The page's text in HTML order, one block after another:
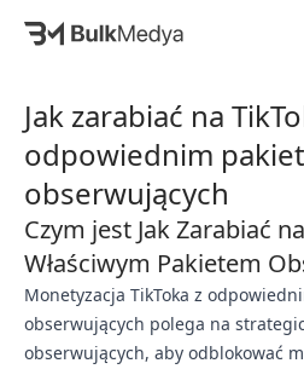
Jak zarabiać na
odpowiednim
obserwujących
Czym jest Jak Zarabiać
Właściwym Pakietem
Monetyzacja TikToka z
obserwujących polega na
obserwujących, aby odblokować